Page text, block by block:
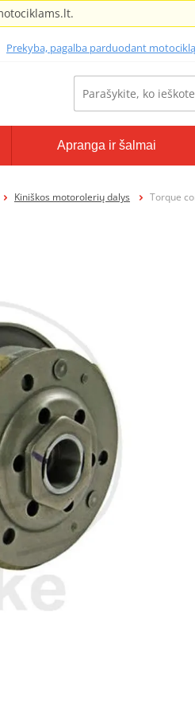
Prekyba, pagalba parduodant motociklą
Apranga ir šalmai
Kiniškos motorolerių dalys Torque